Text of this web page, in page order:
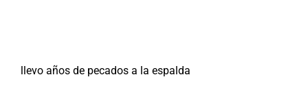
llevo años de pecados a la espalda